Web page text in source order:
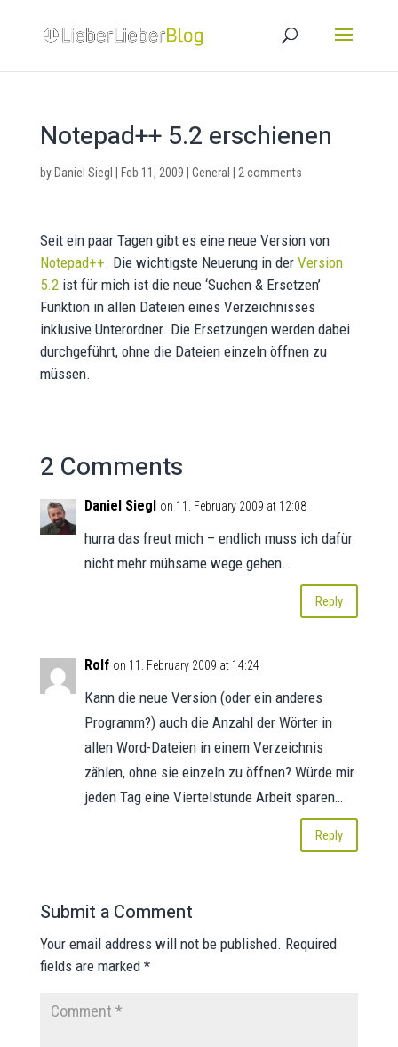
Notepad++ 5.2 erschienen
by Daniel Siegl Feb 11, 2009 General 2 comments
Seit ein paar Tagen gibt es eine neue Version von
Notepad++. Die wichtigste Neuerung in der Version
5.2ist für mich ist die neue ‘Suchen & Ersetzen’
Funktion in allen Dateien eines Verzeichnisses
inklusive Unterordner. Die Ersetzungen werden dabei
durchgeführt, ohne die Dateien einzeln öffnen zu
müssen.
2 Comments
Daniel Siegl on 11. February 2009 at 12:08
hurra das freut mich – endlich muss ich dafür
nicht mehr mühsame wege gehen..
Reply
Rolf on 11. February 2009 at 14:24
Kann die neue Version (oder ein anderes
Programm?) auch die Anzahl der Wörter in
allen Word-Dateien in einem Verzeichnis
zählen, ohne sie einzeln zu öffnen? Würde mir
jeden Tag eine Viertelstunde Arbeit sparen…
Reply
Submit a Comment
Your email address will not be published. Required
fields are marked *